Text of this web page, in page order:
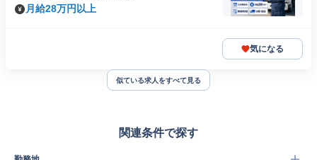
月給28万円以上
気になる
似ている求人をすべて見る
関連条件で探す